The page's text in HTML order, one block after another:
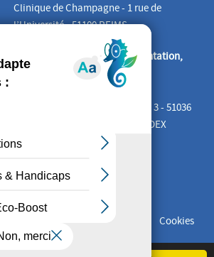
Clinique de Champagne - 1 rue de
l’Université - 51100 REIMS
Missions Information, Documentation,
Formation, Etudes
Cité Administrative Tirlet – Bât. 3 - 51036
CHALONS-EN-CHAMPAGNE CEDEX
Cookies
Copyright